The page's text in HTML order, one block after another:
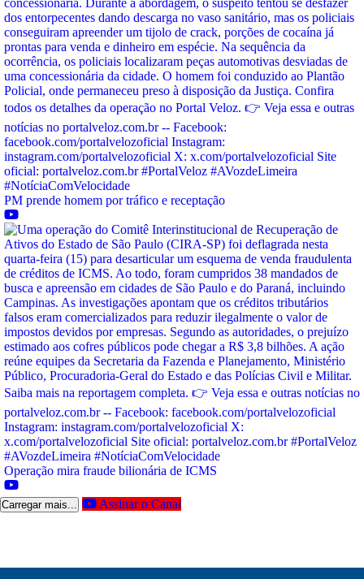
PM prende homem por tráfico e receptação
Operação mira fraude bilionária de ICMS
Carregar mais... Assinar o Canal